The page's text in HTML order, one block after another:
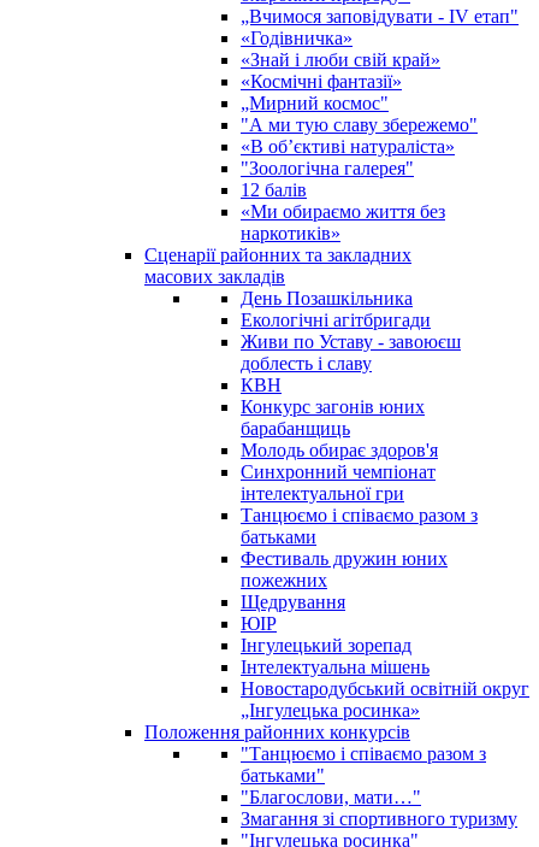
„Вчимося заповідувати - ІV етап"
«Годівничка»
«Знай і люби свій край»
«Космічні фантазії»
„Мирний космос"
"А ми тую славу збережемо"
«В об’єктиві натураліста»
"Зоологічна галерея"
12 балів
«Ми обираємо життя без
наркотиків»
Сценарії районних та закладних
масових закладів
День Позашкільника
Екологічні агітбригади
Живи по Уставу - завоюєш
доблесть і славу
КВН
Конкурс загонів юних
барабанщиць
Молодь обирає здоров'я
Синхронний чемпіонат
інтелектуальної гри
Танцюємо і співаємо разом з
батьками
Фестиваль дружин юних
пожежних
Щедрування
ЮІР
Інгулецький зорепад
Інтелектуальна мішень
Новостародубський освітній округ
„Інгулецька росинка»
Положення районних конкурсів
"Танцюємо і співаємо разом з
батьками"
"Благослови, мати…"
Змагання зі спортивного туризму
"Інгулецька росинка"